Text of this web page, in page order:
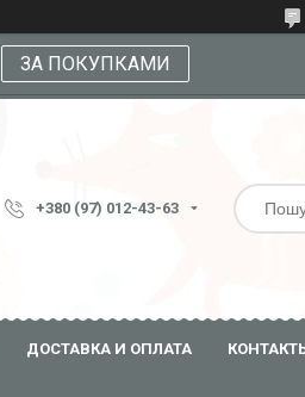
ЗА ПОКУПКАМИ
+380 (97) 012-43-63
ДОСТАВКА И ОПЛАТА